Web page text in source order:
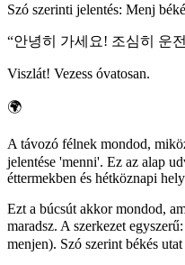
Szó szerinti jelentés: Menj
“안녕히 가세요! 조심히 운
Viszlát! Vezess óvatosan.
🌍
A távozó félnek mondod,
jelentése 'menni'. Ez az alap
éttermekben és hétköznapi
Ezt a búcsút akkor mondod,
maradsz. A szerkezet
menjen). Szó szerint békés